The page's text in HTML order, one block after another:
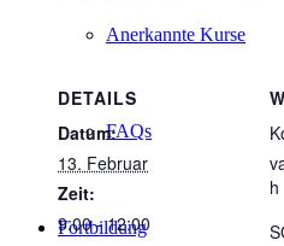
Anerkannte Kurse
FAQs
Fortbildung
DETAILS
Datum:
13. Februar
Zeit:
9:00 - 12:00
h